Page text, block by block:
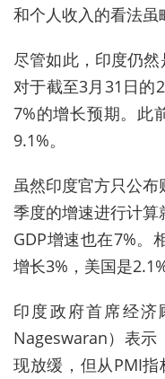
和个人收入的看法虽
尽管如此，印度仍然
对于截至3月31日的
7%的增长预期。此
9.1%。
虽然印度官方只公
季度的增速进行计
GDP增速也在7%。
增长3%，美国是
印度政府首席经济
Nageswaran）表示
现放缓，但从PMI指